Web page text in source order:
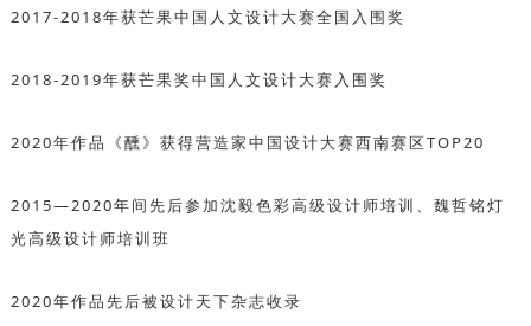
2017-2018年获芒果中国人文设计大赛全国入围奖
2018-2019年获芒果奖中国人文设计大赛入围奖
2020年作品《醺》获得营造家中国设计大赛西南赛区TOP20
2015—2020年间先后参加沈毅色彩高级设计师培训、魏哲铭灯
光高级设计师培训班
2020年作品先后被设计天下杂志收录